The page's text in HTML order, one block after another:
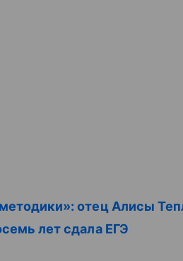
отец Алисы
лет сдала ЕГЭ